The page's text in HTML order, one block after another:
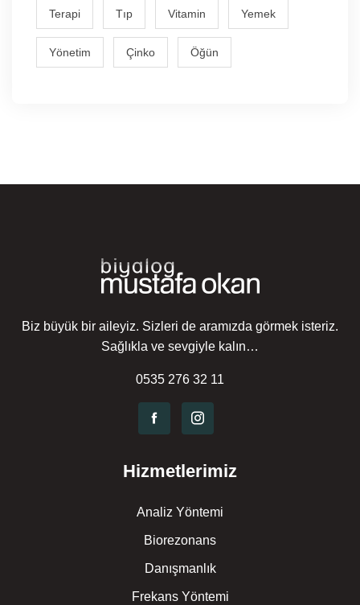
Terapi Tıp Vitamin Yemek
Yönetim Çinko Öğün
Biz büyük bir aileyiz. Sizleri de aramızda görmek isteriz.
Sağlıkla ve sevgiyle kalın…
0535 276 32 11
Hizmetlerimiz
Analiz Yöntemi
Biorezonans
Danışmanlık
Frekans Yöntemi